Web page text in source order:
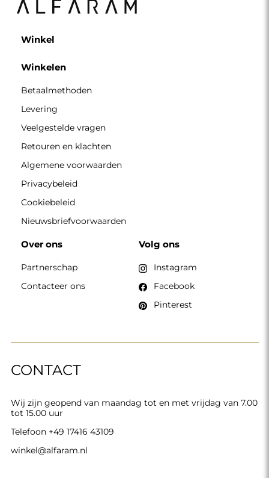
CONTACT
Wij zijn geopend van maandag tot en met vrijdag van 7.00
tot 15.00 uur
Telefoon +49 17416 43109
winkel@alfaram.nl
Winkel
Winkelen
Betaalmethoden
Levering
Veelgestelde vragen
Retouren en klachten
Algemene voorwaarden
Privacybeleid
Cookiebeleid
Nieuwsbriefvoorwaarden
Over ons
Partnerschap
Contacteer ons
Volg ons
Instagram
Facebook
Pinterest